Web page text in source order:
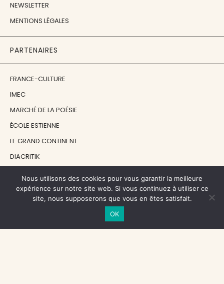
NEWSLETTER
MENTIONS LÉGALES
PARTENAIRES
FRANCE-CULTURE
IMEC
MARCHÉ DE LA POÉSIE
ÉCOLE ESTIENNE
LE GRAND CONTINENT
DIACRITIK
NOS SOUTIENS
CENTRE NATIONAL DU LIVRE
Nous utilisons des cookies pour vous garantir la meilleure
expérience sur notre site web. Si vous continuez à utiliser ce
site, nous supposerons que vous en êtes satisfait.
OK